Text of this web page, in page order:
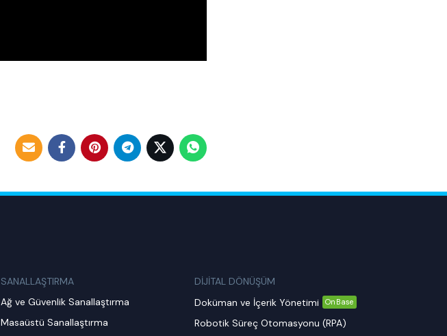
SANALLAŞTIRMA
Ağ ve Güvenlik Sanallaştırma
Masaüstü Sanallaştırma
DİJİTAL DÖNÜŞÜM
Doküman ve İçerik Yönetimi
OnBase
Robotik Süreç Otomasyonu (RPA)